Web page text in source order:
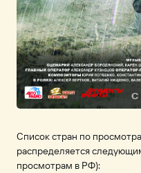
Список стран по
распределяется
просмотрам в РФ):